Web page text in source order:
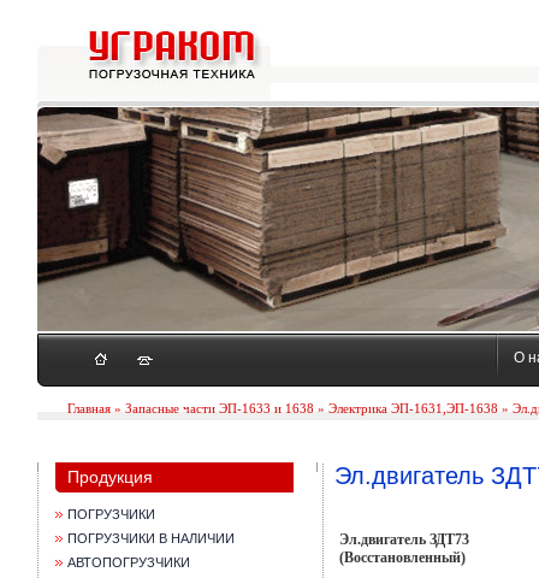
О
Главная » Запасные части ЭП-1633 и 1638 » Электрика ЭП-1631,ЭП-1638 »
Продукция
ПОГРУЗЧИКИ
ПОГРУЗЧИКИ В НАЛИЧИИ
АВТОПОГРУЗЧИКИ
Эл.двигатель
Эл.двигатель ЗДТ73
(Восстановленный)